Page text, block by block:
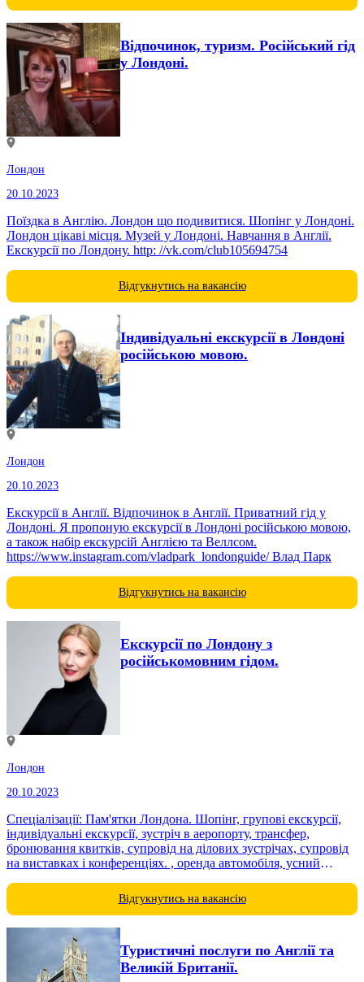
Відпочинок, туризм. Російський гід
у Лондоні.
Лондон
20.10.2023
Поїздка в Англію. Лондон що подивитися. Шопінг у Лондоні.
Лондон цікаві місця. Музей у Лондоні. Навчання в Англії.
Екскурсії по Лондону. http: //vk.com/club105694754
Відгукнутись на вакансію
Індивідуальні екскурсії в Лондоні
російською мовою.
Лондон
20.10.2023
Екскурсії в Англії. Відпочинок в Англії. Приватний гід у
Лондоні. Я пропоную екскурсії в Лондоні російською мовою,
а також набір екскурсій Англією та Веллсом.
https://www.instagram.com/vladpark_londonguide/ Влад Парк
Відгукнутись на вакансію
Екскурсії по Лондону з
російськомовним гідом.
Лондон
20.10.2023
Спеціалізації: Пам'ятки Лондона. Шопінг, групові екскурсії,
індивідуальні екскурсії, зустріч в аеропорту, трансфер,
бронювання квитків, супровід на ділових зустрічах, супровід
на виставках і конференціях. , оренда автомобіля, усний
Відгукнутись на вакансію
Туристичні послуги по Англії та
Великій Британії.